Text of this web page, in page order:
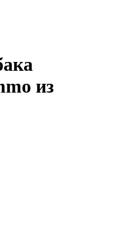
из